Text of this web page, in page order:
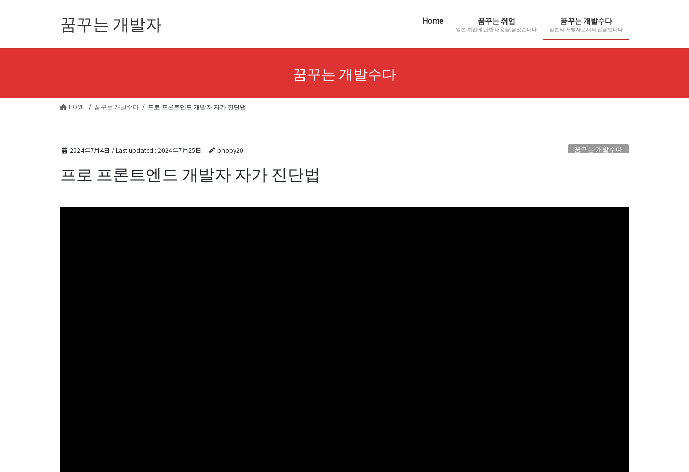
꿈꾸는 개발자 Home 꿈꾸는 취업
일본 취업에 관한 내용을 담았습니다
꿈꾸는 개발수다
일본의 개발자로서의 잡담입니다
꿈꾸는 개발수다
HOME 꿈꾸는 개발수다 프로 프론트엔드 개발자 자가 진단법
2024年7月4日 / Last updated : 2024年7月25日 phoby20 꿈꾸는 개발수다
프로 프론트엔드 개발자 자가 진단법